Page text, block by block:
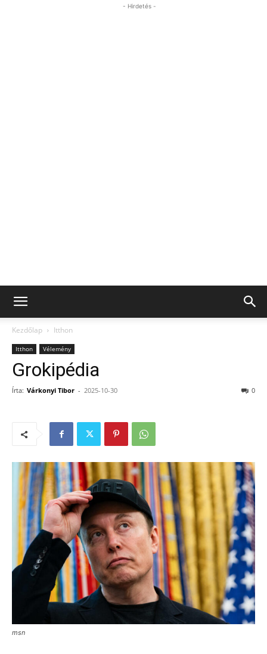
- Hirdetés -
Kezdőlap Itthon
Itthon Vélemény
Grokipédia
Írta: Várkonyi Tibor - 2025-10-30 0
msn